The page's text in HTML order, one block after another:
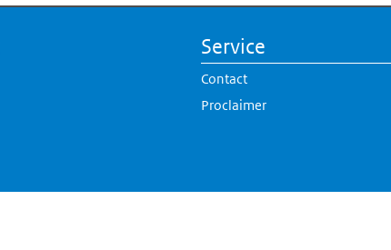
Service
Contact
Proclaimer